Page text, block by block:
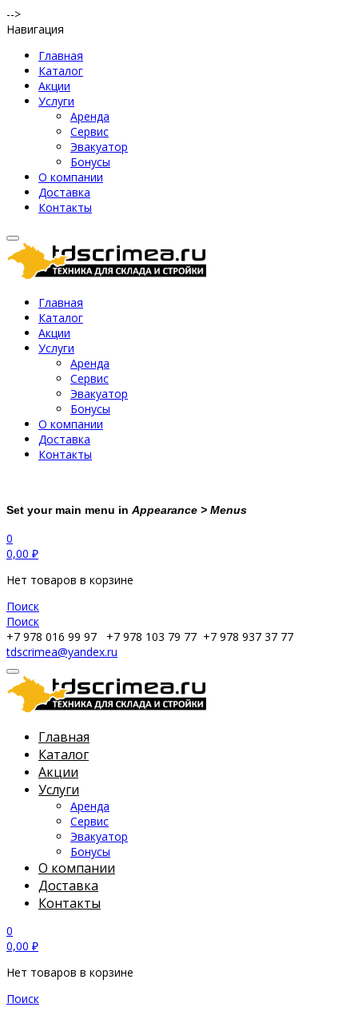
-->
Навигация
Главная
Каталог
Акции
Услуги
Аренда
Сервис
Эвакуатор
Бонусы
О компании
Доставка
Контакты
Главная
Каталог
Акции
Услуги
Аренда
Сервис
Эвакуатор
Бонусы
О компании
Доставка
Контакты
Set your main menu in Appearance > Menus
0
0,00 ₽
Нет товаров в корзине
Поиск
Поиск
+7 978 016 99 97
+7 978 103 79 77 +7 978 937 37 77
tdscrimea@yandex.ru
Главная
Каталог
Акции
Услуги
Аренда
Сервис
Эвакуатор
Бонусы
О компании
Доставка
Контакты
0
0,00 ₽
Нет товаров в корзине
Поиск